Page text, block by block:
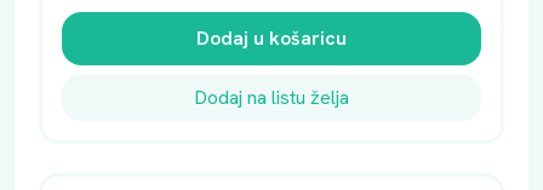
Dodaj u košaricu
Dodaj na listu želja